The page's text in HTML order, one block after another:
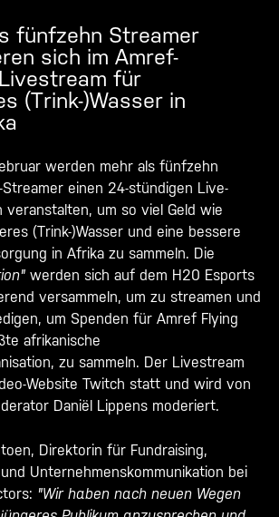
fünfzehn Streamer
sich im Amref-
für
(Trink-)Wasser in
werden mehr als fünfzehn
einen 24-stündigen Live-
veranstalten, um so viel Geld wie
(Trink-)Wasser und eine bessere
in Afrika zu sammeln. Die
werden sich auf dem H20 Esports
versammeln, um zu streamen und
um Spenden für Amref Flying
afrikanische
zu sammeln. Der Livestream
Website Twitch statt und wird von
Daniël Lippens moderiert.
Direktorin für Fundraising,
Unternehmenskommunikation bei
"Wir haben nach neuen Wegen